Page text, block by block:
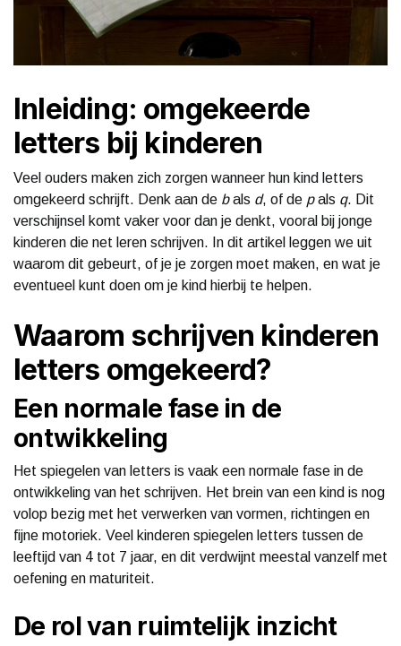
Inleiding: omgekeerde
letters bij kinderen
Veel ouders maken zich zorgen wanneer hun kind letters
omgekeerd schrijft. Denk aan de bals d, of de pals q. Dit
verschijnsel komt vaker voor dan je denkt, vooral bij jonge
kinderen die net leren schrijven. In dit artikel leggen we uit
waarom dit gebeurt, of je je zorgen moet maken, en wat je
eventueel kunt doen om je kind hierbij te helpen.
Waarom schrijven kinderen
letters omgekeerd?
Een normale fase in de
ontwikkeling
Het spiegelen van letters is vaak een normale fase in de
ontwikkeling van het schrijven. Het brein van een kind is nog
volop bezig met het verwerken van vormen, richtingen en
fijne motoriek. Veel kinderen spiegelen letters tussen de
leeftijd van 4 tot 7 jaar, en dit verdwijnt meestal vanzelf met
oefening en maturiteit.
De rol van ruimtelijk inzicht